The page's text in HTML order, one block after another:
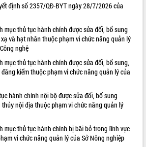
định số 2357/QĐ-BYT ngày 28/7/2026 của
mục thủ tục hành chính được sửa đổi, bổ sung
và hạt nhân thuộc phạm vi chức năng quản lý
nghệ
mục thủ tục hành chính được sửa đổi, bổ sung,
kiểm thuộc phạm vi chức năng quản lý của
hành chính nội bộ được sửa đổi, bổ sung
nội địa thuộc phạm vi chức năng quản lý
mục thủ tục hành chính bị bãi bỏ trong lĩnh vực
vi chức năng quản lý của Sở Nông nghiệp